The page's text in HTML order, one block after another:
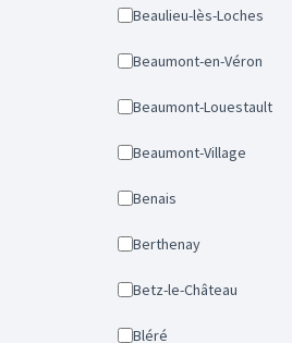
Beaulieu-lès-Loches
Beaumont-en-Véron
Beaumont-Louestault
Beaumont-Village
Benais
Berthenay
Betz-le-Château
Bléré